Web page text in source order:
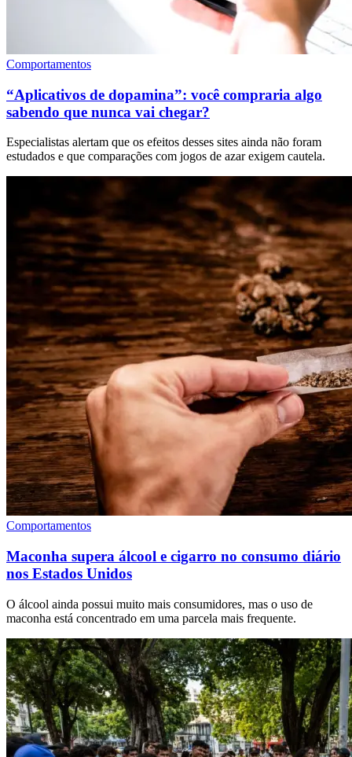
Comportamentos
“Aplicativos de dopamina”: você compraria algo
sabendo que nunca vai chegar?
Especialistas alertam que os efeitos desses sites ainda não foram
estudados e que comparações com jogos de azar exigem cautela.
Comportamentos
Maconha supera álcool e cigarro no consumo diário
nos Estados Unidos
O álcool ainda possui muito mais consumidores, mas o uso de
maconha está concentrado em uma parcela mais frequente.